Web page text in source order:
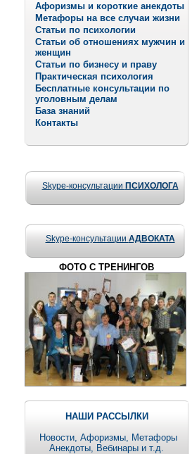
Афоризмы и короткие анекдоты
Метафоры на все случаи жизни
Статьи по психологии
Статьи об отношениях мужчин и
женщин
Статьи по бизнесу и праву
Практическая психология
Бесплатные консультации по
уголовным делам
База знаний
Контакты
Skype-консультации ПСИХОЛОГА
Skype-консультации АДВОКАТА
ФОТО С ТРЕНИНГОВ
НАШИ РАССЫЛКИ
Новости, Aфоризмы, Метафоры
Анекдоты, Вебинары и т.д.